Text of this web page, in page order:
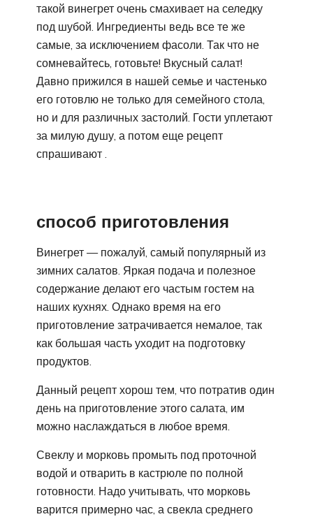
такой винегрет очень смахивает на селедку
под шубой. Ингредиенты ведь все те же
самые, за исключением фасоли. Так что не
сомневайтесь, готовьте! Вкусный салат!
Давно прижился в нашей семье и частенько
его готовлю не только для семейного стола,
но и для различных застолий. Гости уплетают
за милую душу, а потом еще рецепт
спрашивают .
способ приготовления
Винегрет — пожалуй, самый популярный из
зимних салатов. Яркая подача и полезное
содержание делают его частым гостем на
наших кухнях. Однако время на его
приготовление затрачивается немалое, так
как большая часть уходит на подготовку
продуктов.
Данный рецепт хорош тем, что потратив один
день на приготовление этого салата, им
можно наслаждаться в любое время.
Свеклу и морковь промыть под проточной
водой и отварить в кастрюле по полной
готовности. Надо учитывать, что морковь
варится примерно час, а свекла среднего